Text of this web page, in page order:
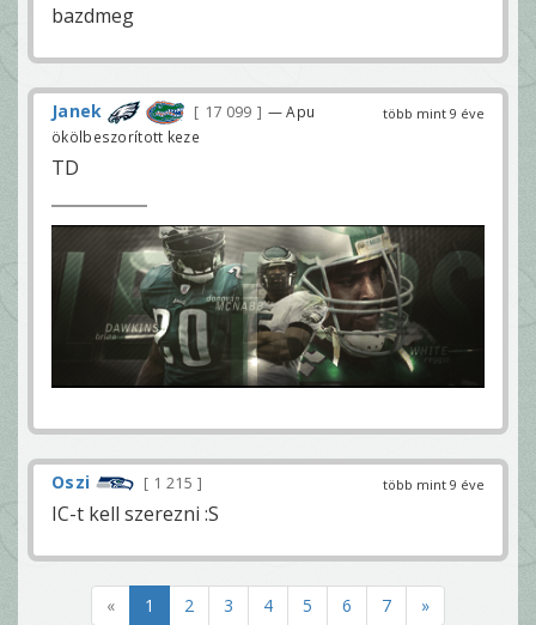
bazdmeg
több mint 9 éve
Janek 17 099
— Apu
ökölbeszorított keze
TD
több mint 9 éve
Oszi 1 215
IC-t kell szerezni :S
« 1 2 3 4 5 6 7 »